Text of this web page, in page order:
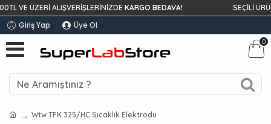
ÜZERİ ALIŞVERİŞLERİNİZDEKARGO BEDAVA! SEÇİLİ
Giriş Yap Üye Ol
0
Wtw TFK 325/HC Sıcaklık Elektrodu